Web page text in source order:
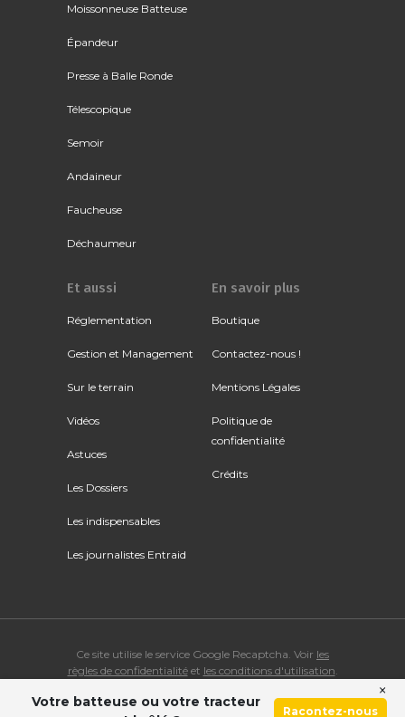
Moissonneuse Batteuse
Épandeur
Presse à Balle Ronde
Télescopique
Semoir
Andaineur
Faucheuse
Déchaumeur
Et aussi
Réglementation
Gestion et Management
Sur le terrain
Vidéos
Astuces
Les Dossiers
Les indispensables
Les journalistes Entraid
En savoir plus
Boutique
Contactez-nous !
Mentions Légales
Politique de
confidentialité
Crédits
Ce site utilise le service Google Recaptcha. Voir les
règles de confidentialitéet les conditions d'utilisation
© Copyright 2026 ENTRAID. Tous droits réservés.
Votre batteuse ou votre tracteur
Racontez-nous
×